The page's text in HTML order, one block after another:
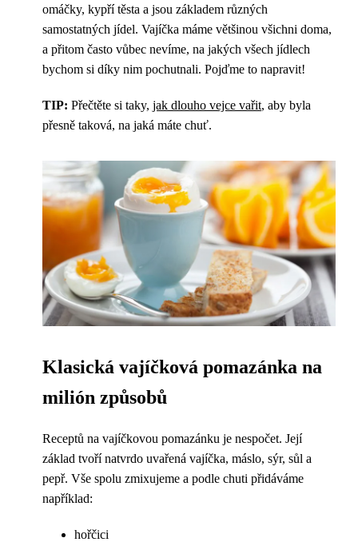
omáčky, kypří těsta a jsou základem různých
samostatných jídel. Vajíčka máme většinou všichni doma,
a přitom často vůbec nevíme, na jakých všech jídlech
bychom si díky nim pochutnali. Pojďme to napravit!
TIP: Přečtěte si taky, jak dlouho vejce vařit, aby byla
přesně taková, na jaká máte chuť.
Klasická vajíčková pomazánka na
milión způsobů
Receptů na vajíčkovou pomazánku je nespočet. Její
základ tvoří natvrdo uvařená vajíčka, máslo, sýr, sůl a
pepř. Vše spolu zmixujeme a podle chuti přidáváme
například:
hořčici